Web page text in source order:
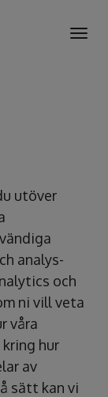
utöver
analys-
och
ni vill veta
våra
hur
av
sätt kan vi